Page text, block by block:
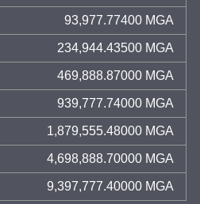
93,977.77400 MGA
234,944.43500 MGA
469,888.87000 MGA
939,777.74000 MGA
1,879,555.48000 MGA
4,698,888.70000 MGA
9,397,777.40000 MGA